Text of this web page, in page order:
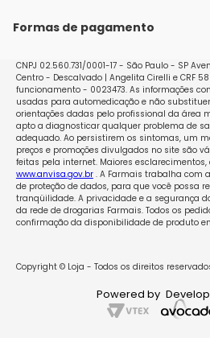
Políticas de Trocas e Devoluções
Formas de pagamento
CNPJ 02.560.731/0001-17 - São Paulo - SP
Centro - Descalvado | Angelita Cirelli e CRF
funcionamento - 0023473. As informações
usadas para automedicação e não
orientações dadas pelo profissional da área
apto a diagnosticar qualquer problema de
adequado. Ao persistirem os sintomas, um
preços e promoções divulgados no site são
feitas pela internet. Maiores
www.anvisa.gov.br. A Farmais trabalha com
de proteção de dados, para que você possa
tranqüilidade. A privacidade e a segurança
da rede de drogarias Farmais. Todos os
confirmação da disponibilidade de produto
Copyright © Loja - Todos os direitos
Powered by